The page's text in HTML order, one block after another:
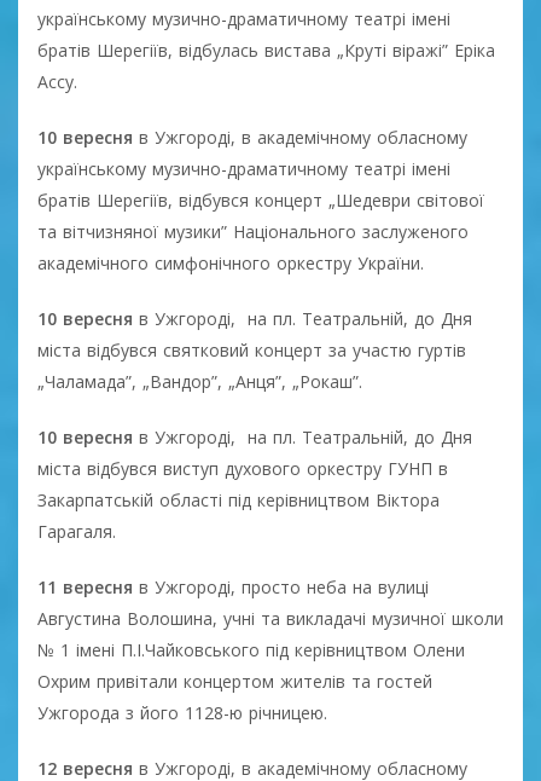
українському музично-драматичному театрі імені
братів Шерегіїв, відбулась вистава „Круті віражі” Еріка
Ассу.
10 вересня в Ужгороді, в академічному обласному
українському музично-драматичному театрі імені
братів Шерегіїв, відбувся концерт „Шедеври світової
та вітчизняної музики” Національного заслуженого
академічного симфонічного оркестру України.
10 вересня в Ужгороді, на пл. Театральній, до Дня
міста відбувся святковий концерт за участю гуртів
„Чаламада”, „Вандор”, „Анця”, „Рокаш”.
10 вересня в Ужгороді, на пл. Театральній, до Дня
міста відбувся виступ духового оркестру ГУНП в
Закарпатській області під керівництвом Віктора
Гарагаля.
11 вересня в Ужгороді, просто неба на вулиці
Августина Волошина, учні та викладачі музичної школи
№ 1 імені П.І.Чайковського під керівництвом Олени
Охрим привітали концертом жителів та гостей
Ужгорода з його 1128-ю річницею.
12 вересня в Ужгороді, в академічному обласному